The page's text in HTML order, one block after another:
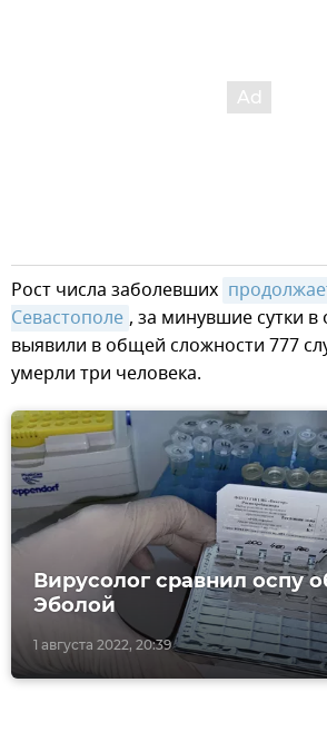
Рост числа заболевших
Севастополе , за минувшие сутки в
выявили в общей сложности 777
умерли три человека.
1 августа 2022, 20:39
Вирусолог сравнил оспу
Эболой